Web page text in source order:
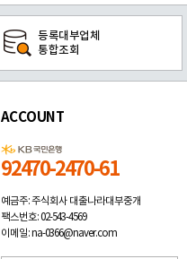
등록대부업체
통합조회
ACCOUNT
92470-2470-61
예금주: 주식회사 대출나라대부중개
팩스번호: 02-543-4569
이메일: na-0366@naver.com